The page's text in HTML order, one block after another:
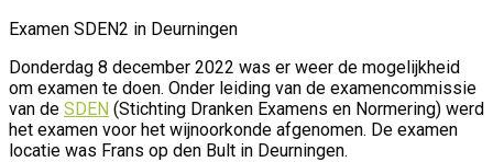
Examen SDEN2 in Deurningen
Donderdag 8 december 2022 was er weer de mogelijkheid
om examen te doen. Onder leiding van de examencommissie
van de SDEN (Stichting Dranken Examens en Normering) werd
het examen voor het wijnoorkonde afgenomen. De examen
locatie was Frans op den Bult in Deurningen.